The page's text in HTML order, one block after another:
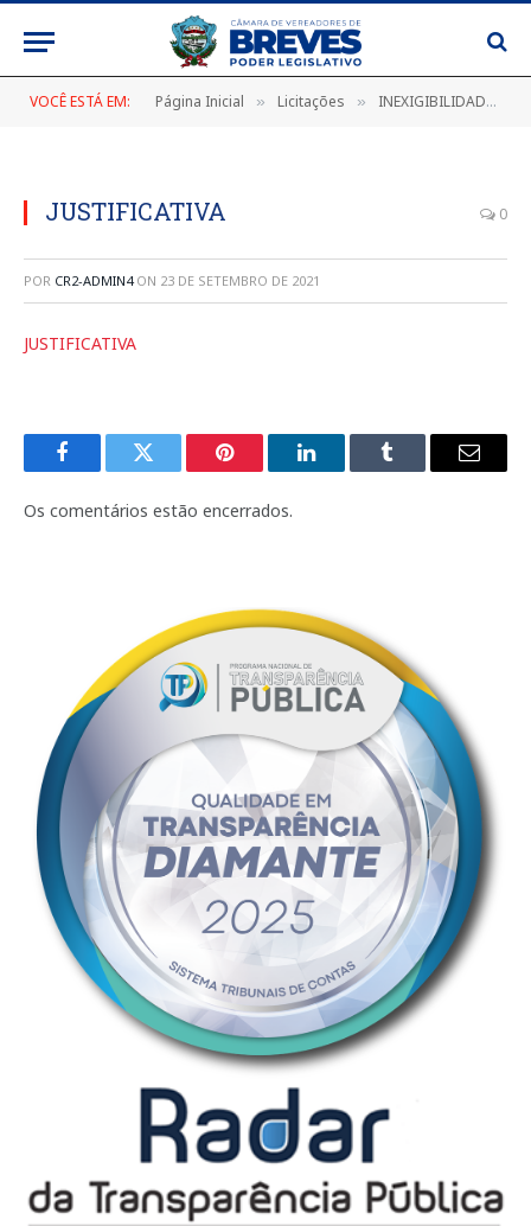
VOCÊ ESTÁ EM: Página Inicial » Licitações » INEXIGIBILIDADE DE LICITAÇÃO Nº 003/2021-IN/CPL/CMB (CONTRATAÇÃO DE SERVIÇOS ESPECIALIZADOS NO FORNECIMENTO DE LICENÇA DE USO DE SOFTWARE INTEGRADO DE GESTÃO PÚBLICA NA ÁREA DE CONTABILIDADE PÚBLICA PARA A CÂMARA MUNICIPAL DE BREVES/PÁ)
JUSTIFICATIVA 0
POR CR2-ADMIN4 ON 23 DE SETEMBRO DE 2021
JUSTIFICATIVA
FacebookTwitter Pinterest LinkedInTumblr
E-
Os comentários estão encerrados.